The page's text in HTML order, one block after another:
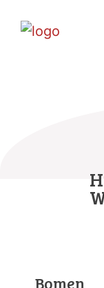
Bomen